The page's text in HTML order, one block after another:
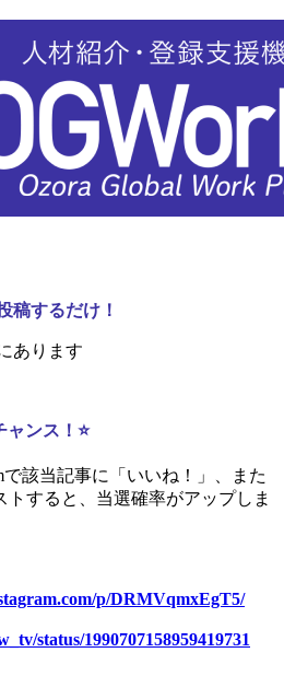
稿するだけ！
あります
ャンス！⭐
で該当記事に「いいね！」、また
すると、当選確率がアップしま
p/DRMVqmxEgT5/
status/1990707158959419731